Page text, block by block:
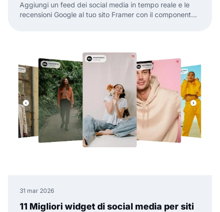
Aggiungi un feed dei social media in tempo reale e le
recensioni Google al tuo sito Framer con il componente
31 mar 2026
11 Migliori widget di social media per siti